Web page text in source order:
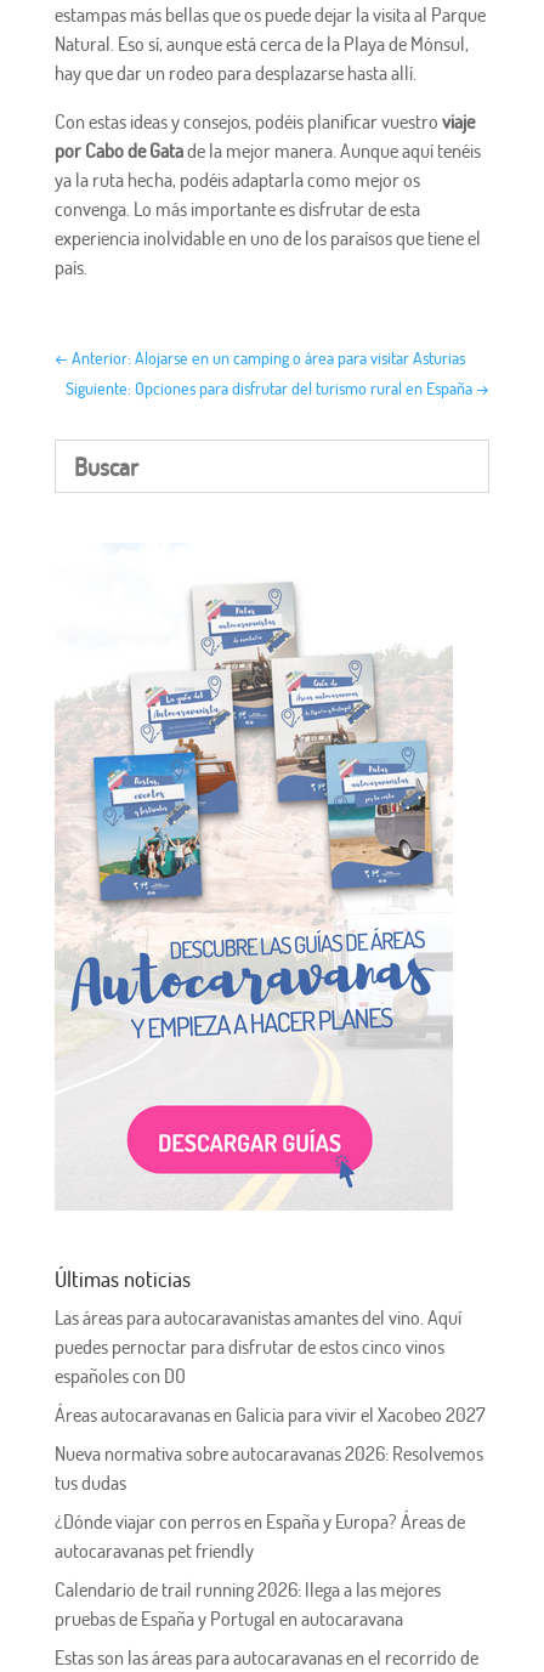
estampas más bellas que os puede dejar la visita al Parque
Natural. Eso sí, aunque está cerca de la Playa de Mónsul,
hay que dar un rodeo para desplazarse hasta allí.
Con estas ideas y consejos, podéis planificar vuestro viaje
por Cabo de Gatade la mejor manera. Aunque aquí tenéis
ya la ruta hecha, podéis adaptarla como mejor os
convenga. Lo más importante es disfrutar de esta
experiencia inolvidable en uno de los paraísos que tiene el
país.
← Anterior: Alojarse en un camping o área para visitar Asturias
Siguiente: Opciones para disfrutar del turismo rural en España →
Últimas noticias
Las áreas para autocaravanistas amantes del vino. Aquí
puedes pernoctar para disfrutar de estos cinco vinos
españoles con DO
Áreas autocaravanas en Galicia para vivir el Xacobeo 2027
Nueva normativa sobre autocaravanas 2026: Resolvemos
tus dudas
¿Dónde viajar con perros en España y Europa? Áreas de
autocaravanas pet friendly
Calendario de trail running 2026: llega a las mejores
pruebas de España y Portugal en autocaravana
Estas son las áreas para autocaravanas en el recorrido de